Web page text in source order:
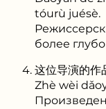
tóurù juésè.
более
这位导演的作
Zhè wèi